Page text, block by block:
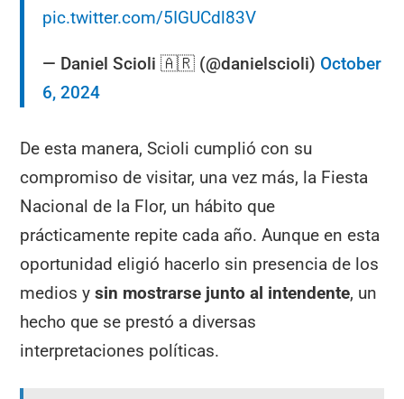
pic.twitter.com/5IGUCdl83V
— Daniel Scioli 🇦🇷 (@danielscioli) October
6, 2024
De esta manera, Scioli cumplió con su
compromiso de visitar, una vez más, la Fiesta
Nacional de la Flor, un hábito que
prácticamente repite cada año. Aunque en esta
oportunidad eligió hacerlo sin presencia de los
medios ysin mostrarse junto al intendente, un
hecho que se prestó a diversas
interpretaciones políticas.